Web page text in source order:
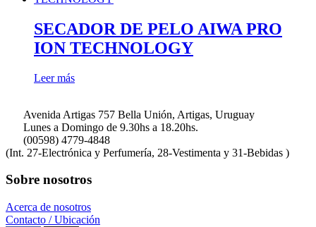
SECADOR DE PELO AIWA PRO
ION TECHNOLOGY
Leer más
Avenida Artigas 757 Bella Unión, Artigas, Uruguay
Lunes a Domingo de 9.30hs a 18.20hs.
(00598) 4779-4848
(Int. 27-Electrónica y Perfumería, 28-Vestimenta y 31-Bebidas )
Sobre nosotros
Acerca de nosotros
Contacto / Ubicación